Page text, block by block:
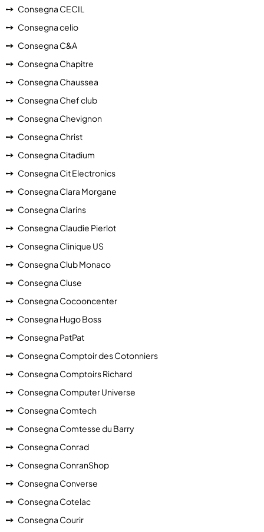
Consegna CECIL
Consegna celio
Consegna C&A
Consegna Chapitre
Consegna Chaussea
Consegna Chef club
Consegna Chevignon
Consegna Christ
Consegna Citadium
Consegna Cit Electronics
Consegna Clara Morgane
Consegna Clarins
Consegna Claudie Pierlot
Consegna Clinique US
Consegna Club Monaco
Consegna Cluse
Consegna Cocooncenter
Consegna Hugo Boss
Consegna PatPat
Consegna Comptoir des Cotonniers
Consegna Comptoirs Richard
Consegna Computer Universe
Consegna Comtech
Consegna Comtesse du Barry
Consegna Conrad
Consegna ConranShop
Consegna Converse
Consegna Cotelac
Consegna Courir